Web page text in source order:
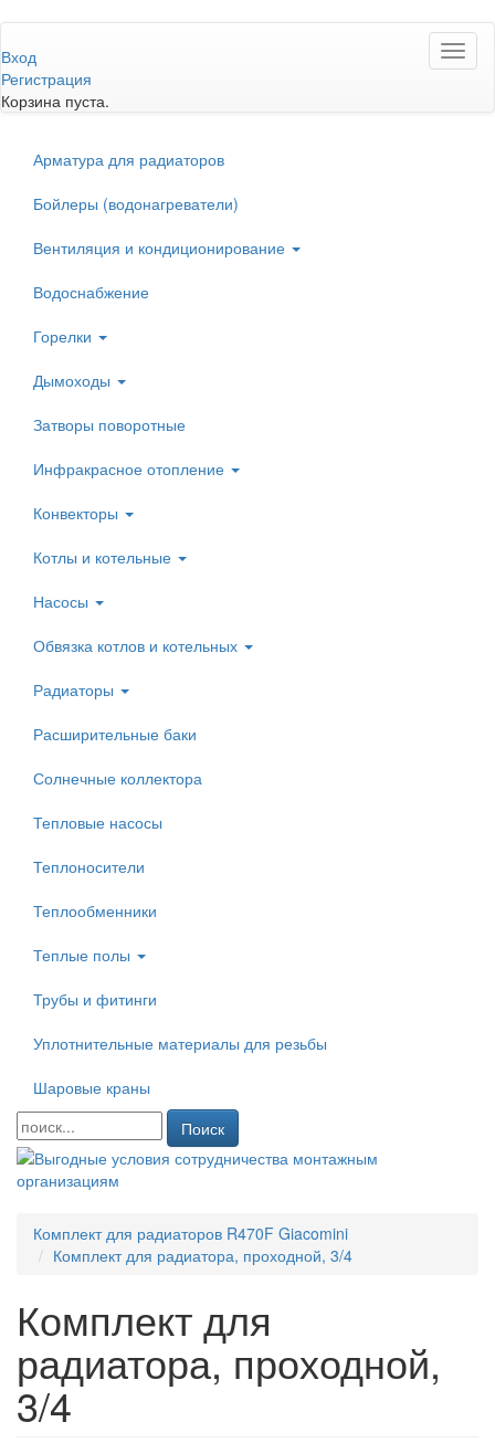
к
основному
содержанию
Вход
Регистрация
Корзина пуста.
Арматура для радиаторов
Бойлеры (водонагреватели)
Вентиляция и кондиционирование
Водоснабжение
Горелки
Дымоходы
Затворы поворотные
Инфракрасное отопление
Конвекторы
Котлы и котельные
Насосы
Обвязка котлов и котельных
Радиаторы
Расширительные баки
Солнечные коллектора
Тепловые насосы
Теплоносители
Теплообменники
Теплые полы
Трубы и фитинги
Уплотнительные материалы для резьбы
Шаровые краны
Поиск
Комплект для радиаторов R470F Giacomini
Комплект для радиатора, проходной, 3/4
Комплект для
радиатора, проходной,
3/4